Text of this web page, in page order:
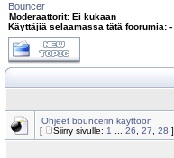
Bouncer
Moderaattorit: Ei kukaan
Käyttäjiä selaamassa tätä foorumia: -
Ohjeet bouncerin käyttöön
[
Siirry sivulle: 1 26 27 28 ]